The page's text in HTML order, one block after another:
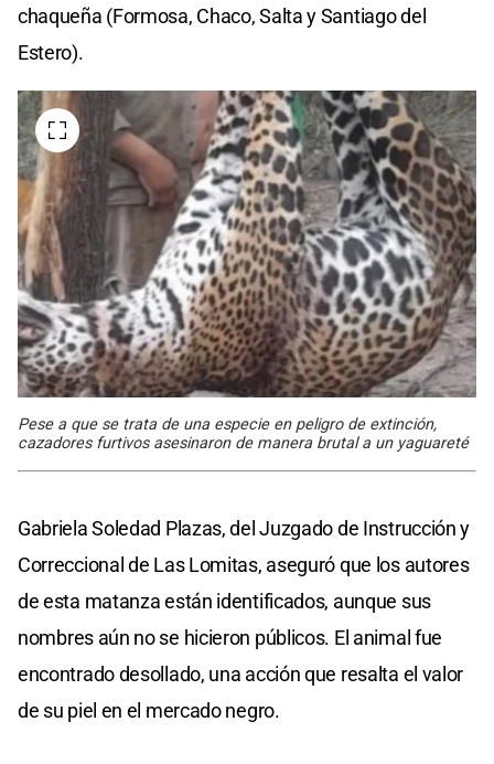
chaqueña (Formosa, Chaco, Salta y Santiago del
Estero).
Pese a que se trata de una especie en peligro de extinción,
cazadores furtivos asesinaron de manera brutal a un yaguareté
Gabriela Soledad Plazas, del Juzgado de Instrucción y
Correccional de Las Lomitas, aseguró que los autores
de esta matanza están identificados, aunque sus
nombres aún no se hicieron públicos. El animal fue
encontrado desollado, una acción que resalta el valor
de su piel en el mercado negro.